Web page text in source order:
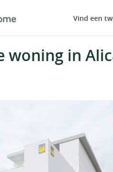
Vind een
woning in